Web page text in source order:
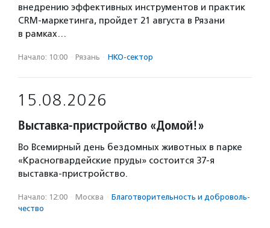
внедрению эффективных инструментов и практик
CRM-маркетинга, пройдет 21 августа в Рязани
в рамках…
Начало: 10:00 · Рязань · НКО-сектор
15.08.2026
Выставка-пристройство «Домой!»
Во Всемирный день бездомных животных в парке
«Красногвардейские пруды» состоится 37-я
выставка-пристройство.
Начало: 12:00 · Москва · Благотвори­тель­ность и доброволь­
чест­во